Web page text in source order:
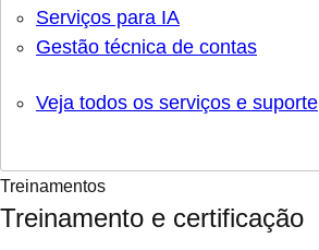
Serviços para IA
Gestão técnica de contas
Veja todos os serviços e suporte
Treinamentos
Treinamento e certificação